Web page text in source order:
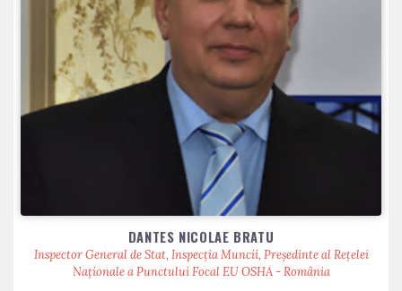
DANTES NICOLAE BRATU
Inspector General de Stat, Inspecția Muncii, Președinte al Rețelei
Naționale a Punctului Focal EU OSHA - România